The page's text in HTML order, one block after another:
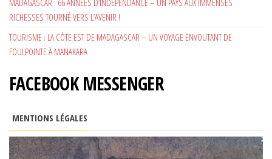
MADAGASCAR : 66 ANNÉES D’INDÉPENDANCE – UN PAYS AUX IMMENSES
RICHESSES TOURNÉ VERS L’AVENIR !
TOURISME : LA CÔTE EST DE MADAGASCAR – UN VOYAGE ENVOUTANT DE
FOULPOINTE À MANAKARA
FACEBOOK MESSENGER
MENTIONS LÉGALES